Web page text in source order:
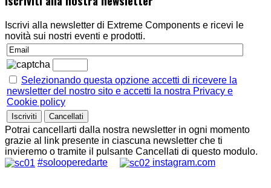
Iscrivi alla newsletter di Extreme Components e ricevi le
novità sui nostri eventi e prodotti.
Selezionando questa opzione accetti di ricevere la
newsletter del nostro sito e accetti la nostra Privacy e
Cookie policy
Potrai cancellarti dalla nostra newsletter in ogni momento
grazie al link presente in ciascuna newsletter che ti
invieremo o tramite il pulsante Cancellati di questo modulo.
#solooperedarte
instagram.com